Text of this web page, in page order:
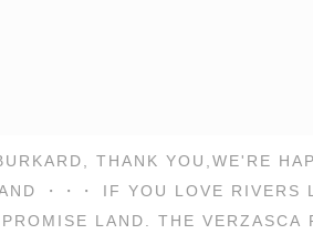
THANK YOU,WE'RE
・・・ IF YOU LOVE RIVERS
LAND. THE VERZASCA